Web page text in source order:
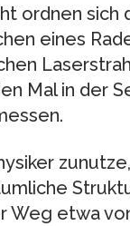
ordnen
eines
Mal in der
Weg etwa